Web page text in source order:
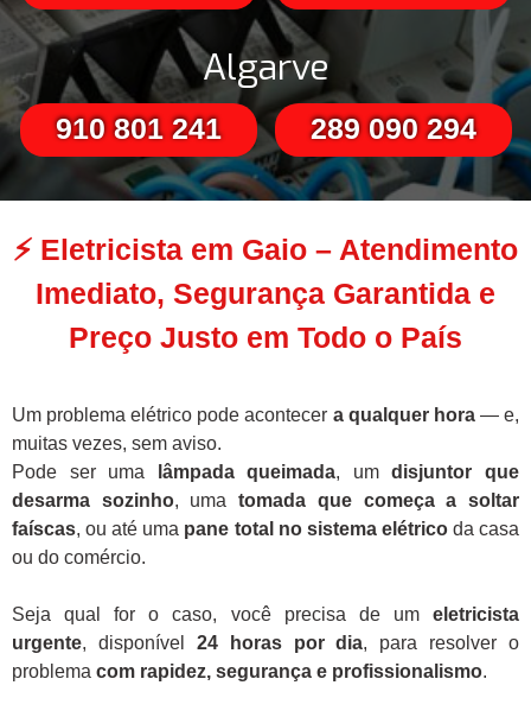
Algarve
910 801 241 289 090 294
⚡ Eletricista em Gaio – Atendimento
Imediato, Segurança Garantida e
Preço Justo em Todo o País
Um problema elétrico pode acontecer a qualquer hora— e,
muitas vezes, sem aviso.
Pode ser uma
lâmpada queimada, umdisjuntor que
desarma sozinho, umatomada que começa a soltar
faíscas, ou até uma pane total no sistema elétricoda casa
ou do comércio.
Seja qual for o caso, você precisa de um eletricista
urgente, disponível 24 horas por dia, para resolver o
problema com rapidez, segurança e profissionalismo.